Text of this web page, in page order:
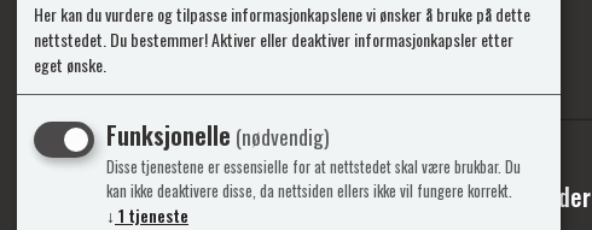
Info Mine sider
Her kan du vurdere og tilpasse informasjonkapslene vi ønsker å bruke på dette
nettstedet. Du bestemmer! Aktiver eller deaktiver informasjonkapsler etter
eget ønske.
Funksjonelle (nødvendig)
Disse tjenestene er essensielle for at nettstedet skal være brukbar. Du
kan ikke deaktivere disse, da nettsiden ellers ikke vil fungere korrekt.
↓ 1 tjeneste